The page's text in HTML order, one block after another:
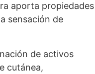
aporta propiedades
sensación de
de activos
cutánea,